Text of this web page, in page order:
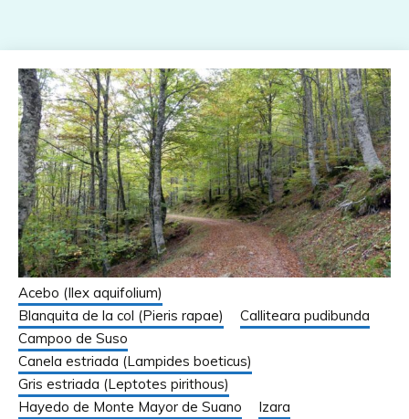
Acebo (Ilex aquifolium)
Blanquita de la col (Pieris rapae)
Calliteara pudibunda
Campoo de Suso
Canela estriada (Lampides boeticus)
Gris estriada (Leptotes pirithous)
Hayedo de Monte Mayor de Suano
Izara